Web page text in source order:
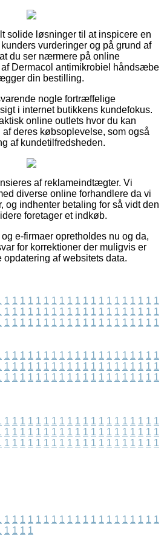
solide løsninger til at inspicere en
vurderinger og på grund af
du ser nærmere på online
Dermacol antimikrobiel håndsæbe
din bestilling.
nogle fortræffelige
i internet butikkens kundefokus.
online outlets hvor du kan
deres købsoplevelse, som også
af kundetilfredsheden.
af reklameindtægter. Vi
diverse online forhandlere da vi
og indhenter betaling for så vidt den
foretager et indkøb.
e-firmaer opretholdes nu og da,
for korrektioner der muligvis er
af websitets data.
1 1 1 1 1 1 1 1 1 1 1 1 1 1 1 1 1 1 1 1
1 1 1 1 1 1 1 1 1 1 1 1 1 1 1 1 1 1 1 1
1 1 1 1 1 1 1 1 1 1 1 1 1 1 1 1 1 1 1 1
1 1 1 1 1 1 1 1 1 1 1 1 1 1 1 1 1 1 1 1
1 1 1 1 1 1 1 1 1 1 1 1 1 1 1 1 1 1 1 1
1 1 1 1 1 1 1 1 1 1 1 1 1 1 1 1 1 1 1 1
1 1 1 1 1 1 1 1 1 1 1 1 1 1 1 1 1 1 1 1
1 1 1 1 1 1 1 1 1 1 1 1 1 1 1 1 1 1 1 1
1 1 1 1 1 1 1 1 1 1 1 1 1 1 1 1 1 1 1 1
1 1 1 1 1 1 1 1 1 1 1 1 1 1 1 1 1 1 1 1
1 1 1 1